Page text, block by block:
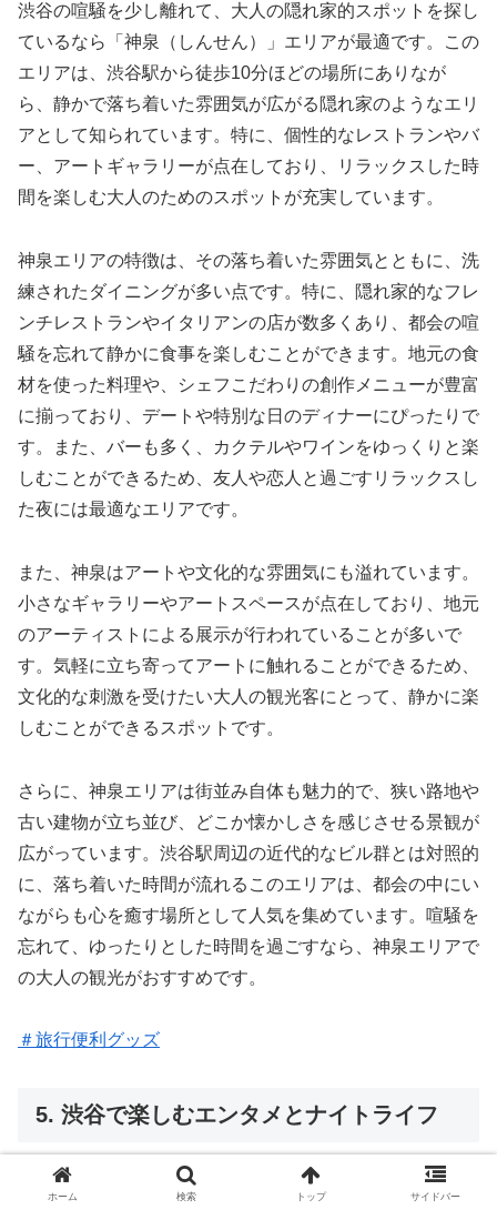
渋谷の喧騒を少し離れて、大人の隠れ家的スポットを探し
ているなら「神泉（しんせん）」エリアが最適です。この
エリアは、渋谷駅から徒歩10分ほどの場所にありなが
ら、静かで落ち着いた雰囲気が広がる隠れ家のようなエリ
アとして知られています。特に、個性的なレストランやバ
ー、アートギャラリーが点在しており、リラックスした時
間を楽しむ大人のためのスポットが充実しています。
神泉エリアの特徴は、その落ち着いた雰囲気とともに、洗
練されたダイニングが多い点です。特に、隠れ家的なフレ
ンチレストランやイタリアンの店が数多くあり、都会の喧
騒を忘れて静かに食事を楽しむことができます。地元の食
材を使った料理や、シェフこだわりの創作メニューが豊富
に揃っており、デートや特別な日のディナーにぴったりで
す。また、バーも多く、カクテルやワインをゆっくりと楽
しむことができるため、友人や恋人と過ごすリラックスし
た夜には最適なエリアです。
また、神泉はアートや文化的な雰囲気にも溢れています。
小さなギャラリーやアートスペースが点在しており、地元
のアーティストによる展示が行われていることが多いで
す。気軽に立ち寄ってアートに触れることができるため、
文化的な刺激を受けたい大人の観光客にとって、静かに楽
しむことができるスポットです。
さらに、神泉エリアは街並み自体も魅力的で、狭い路地や
古い建物が立ち並び、どこか懐かしさを感じさせる景観が
広がっています。渋谷駅周辺の近代的なビル群とは対照的
に、落ち着いた時間が流れるこのエリアは、都会の中にい
ながらも心を癒す場所として人気を集めています。喧騒を
忘れて、ゆったりとした時間を過ごすなら、神泉エリアで
の大人の観光がおすすめです。
＃旅行便利グッズ
5. 渋谷で楽しむエンタメとナイトライフ
クラブ巡りで渋谷の夜を満喫
ホーム 検索 トップ サイドバー